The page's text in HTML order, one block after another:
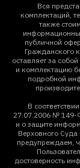
Вся
комплектаций,
также
публичной
Гражданского
оставляет за
и комплектацию
подробной
В
27.07.2006 № 149-
и о защите
Верховного
предупреждаем,
достоверность